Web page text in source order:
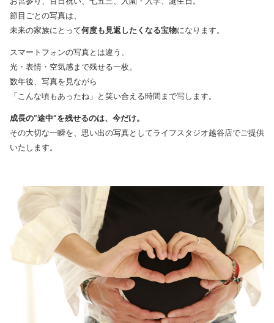
節目ごとの写真は、
未来の家族にとって何度も見返したくなる宝物になります。
スマートフォンの写真とは違う、
光・表情・空気感まで残せる一枚。
数年後、写真を見ながら
「こんな頃もあったね」と笑い合える時間まで写します。
成長の“途中”を残せるのは、今だけ。
その大切な一瞬を、思い出の写真としてライフスタジオ越谷店でご提供
いたします。